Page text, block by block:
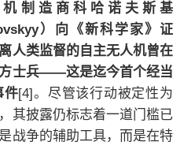
制造商科哈诺夫斯基
）向《新科学家》证
人类监督的自主无人机曾在
士兵——这是迄今首个经当
件[4]。尽管该行动被定性为
其披露仍标志着一道门槛已
战争的辅助工具，而是在特